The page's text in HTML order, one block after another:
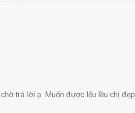
trả lời ạ. Muốn được lếu lều chị đẹp